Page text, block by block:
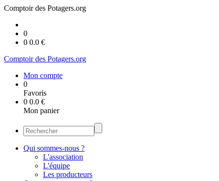
Comptoir des Potagers.org
0
0 0.0 €
Comptoir des Potagers.org
Mon compte
0
Favoris
0 0.0 €
Mon panier
Qui sommes-nous ?
L'association
L'équipe
Les producteurs